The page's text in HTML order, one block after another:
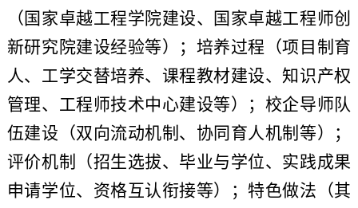
（国家卓越工程学院建设、国家卓越工程师创
新研究院建设经验等）；培养过程（项目制育
人、工学交替培养、课程教材建设、知识产权
管理、工程师技术中心建设等）；校企导师队
伍建设（双向流动机制、协同育人机制等）；
评价机制（招生选拔、毕业与学位、实践成果
申请学位、资格互认衔接等）；特色做法（其